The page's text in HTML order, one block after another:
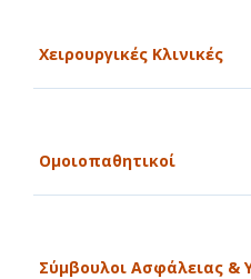
Χειρουργικές Κλινικές
Ομοιοπαθητικοί
Σύμβουλοι Ασφάλειας &